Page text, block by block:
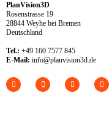
PlanVision3D
Rosenstrasse 19
28844 Weyhe bei Bremen
Deutschland
Tel.: +49 160 7577 845
E-Mail: info@planvision3d.de